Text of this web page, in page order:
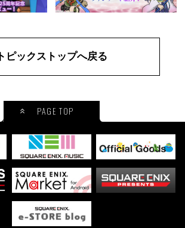
トピックストップへ戻る
PAGE TOP